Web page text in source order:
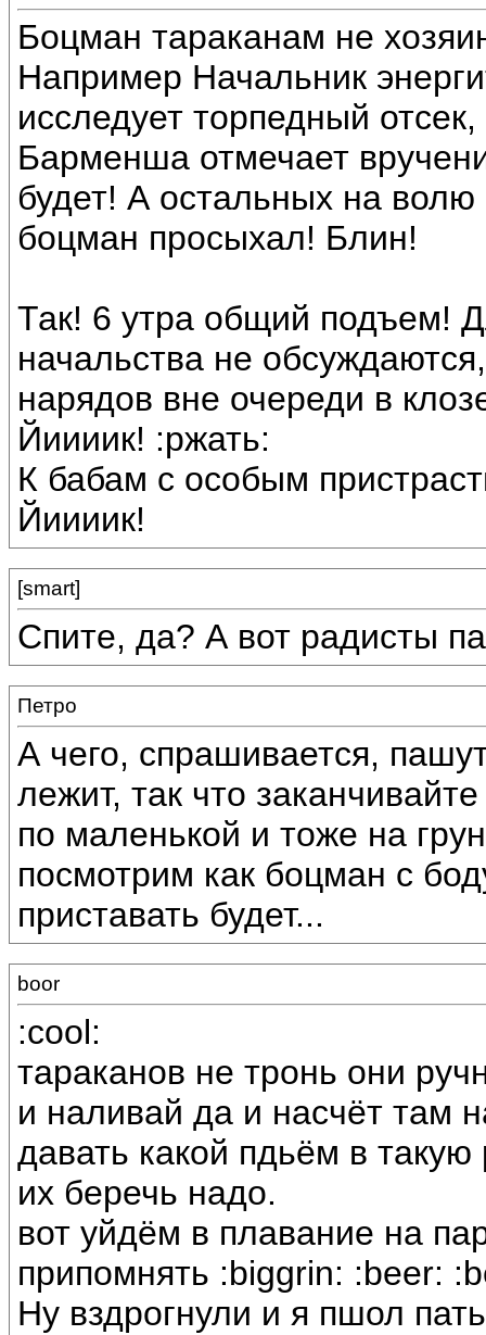
Боцман тараканам не
Например Начальник
исследует торпедный
Барменша отмечает
будет! А остальных на
боцман просыхал! Блин!
Так! 6 утра общий подъем!
начальства не
нарядов вне очереди в
Йиииик! :ржать:
К бабам с особым
Йиииик!
[smart]
Спите, да? А вот радисты
Петро
А чего, спрашивается,
лежит, так что
по маленькой и тоже на
посмотрим как боцман с
приставать будет...
boor
:cool:
тараканов не тронь они
и наливай да и насчёт там
давать какой пдьём в
их беречь надо.
вот уйдём в плавание на
припомнять :biggrin: :beer:
Ну вздрогнули и я пшол пать